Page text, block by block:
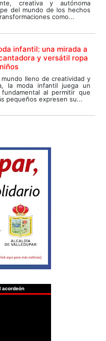
creativa y autónoma
del mundo de los hechos
como...
infantil: una mirada a
y versátil ropa
mundo lleno de creatividad y
la moda infantil juega un
fundamental al permitir que
pequeños expresen su...
acordeón